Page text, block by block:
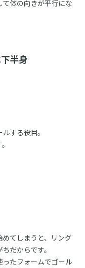
体の向きが平行にな
半身
する役目。
てしまうと、リング
だからです。
たフォームでゴール